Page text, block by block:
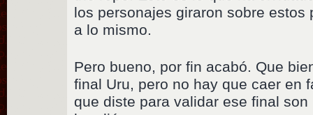
los personajes giraron sobre estos
a lo mismo.
Pero bueno, por fin acabó. Que
final Uru, pero no hay que caer en
que diste para validar ese final